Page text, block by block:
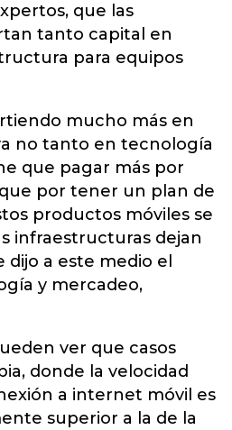
que las
tanto capital en
para equipos
mucho más en
no tanto en tecnología
que pagar más por
por tener un plan de
productos móviles se
infraestructuras dejan
dijo a este medio el
y mercadeo,
ver que casos
donde la velocidad
a internet móvil es
superior a la de la